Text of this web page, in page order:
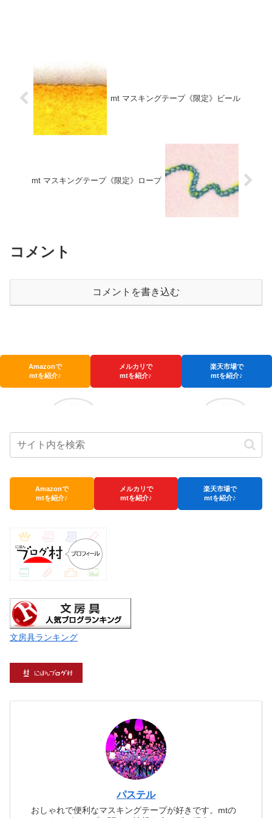
mt マスキングテープ《限定》ビール
mt マスキングテープ《限定》ロープ
コメント
コメントを書き込む
Amazonで
mtを紹介♪
メルカリで
mtを紹介♪
楽天市場で
mtを紹介♪
Amazonで
mtを紹介♪
メルカリで
mtを紹介♪
楽天市場で
mtを紹介♪
文房具ランキング
パステル
おしゃれで便利なマスキングテープが好きです。mtの